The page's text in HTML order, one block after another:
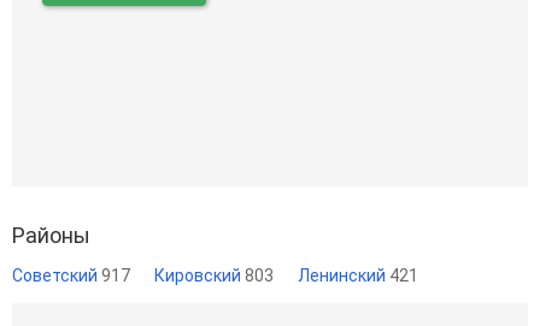
Районы
Советский 917 Кировский 803 Ленинский 421